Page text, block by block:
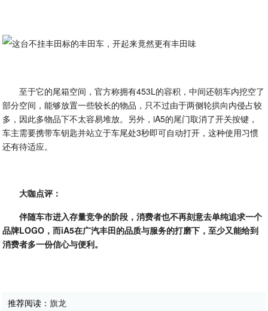
至于它的尾箱空间，官方称拥有453L的容积，中间还朝车内挖空了
部分空间，能够放置一些较长的物品，只不过由于两侧轮拱向内侵占较
多，因此多物品下不太容易堆放。另外，iA5的尾门取消了开关按键，
车主需要携带车钥匙并站立于车尾处3秒即可自动打开，这种使用习惯
还有待适应。
大咖点评：
伴随车市进入存量竞争的阶段，消费者也不再刻意去单纯追求一个
品牌LOGO，而iA5在广汽丰田的品质与服务的打磨下，至少又能给到
消费者多一份信心与便利。
推荐阅读：旗龙